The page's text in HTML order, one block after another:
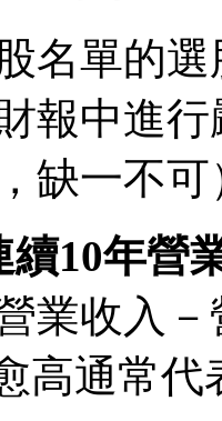
名單的
報中進
缺一不
續10年營
業收入
高通常